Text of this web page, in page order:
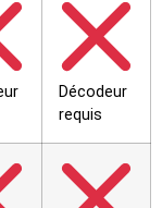
Décodeur
requis